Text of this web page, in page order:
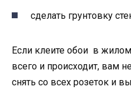
сделать грунтовку
Если клеите обои в
всего и происходит, вам
снять со всех розеток и